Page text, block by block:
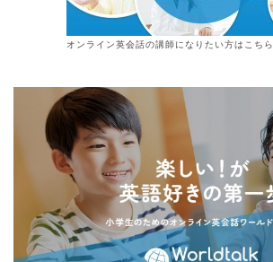
オンライン英会話の講師になりたい方はこちら